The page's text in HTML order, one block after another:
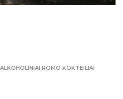
ROMO KOKTEILIAI